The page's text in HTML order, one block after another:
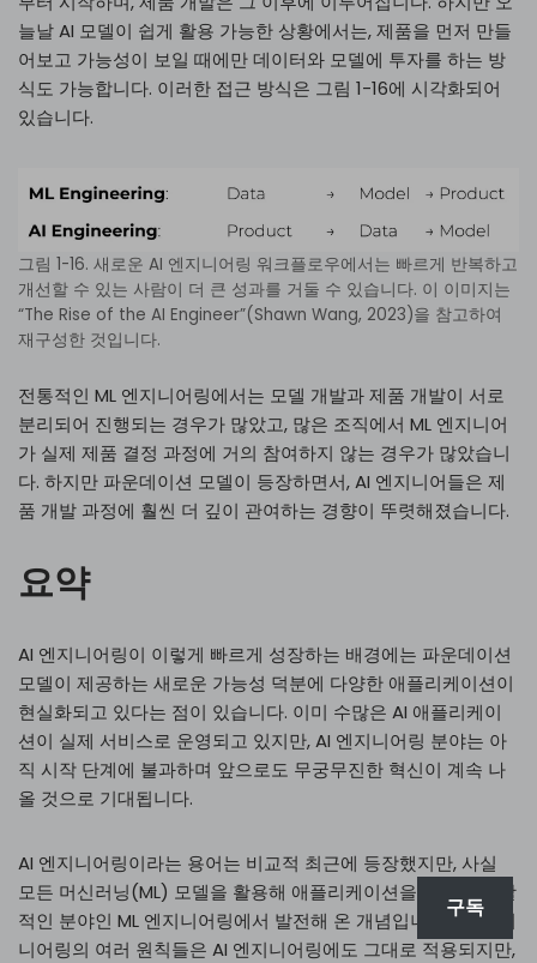
늘날 AI 모델이 쉽게 활용 가능한 상황에서는, 제품을 먼저 만들
어보고 가능성이 보일 때에만 데이터와 모델에 투자를 하는 방
식도 가능합니다. 이러한 접근 방식은 그림 1-16에 시각화되어
있습니다.
그림 1-16. 새로운 AI 엔지니어링 워크플로우에서는 빠르게 반복하고
개선할 수 있는 사람이 더 큰 성과를 거둘 수 있습니다. 이 이미지는
“The Rise of the AI Engineer”(Shawn Wang, 2023)을 참고하여
재구성한 것입니다.
전통적인 ML 엔지니어링에서는 모델 개발과 제품 개발이 서로
분리되어 진행되는 경우가 많았고, 많은 조직에서 ML 엔지니어
가 실제 제품 결정 과정에 거의 참여하지 않는 경우가 많았습니
다. 하지만 파운데이션 모델이 등장하면서, AI 엔지니어들은 제
품 개발 과정에 훨씬 더 깊이 관여하는 경향이 뚜렷해졌습니다.
요약
AI 엔지니어링이 이렇게 빠르게 성장하는 배경에는 파운데이션
모델이 제공하는 새로운 가능성 덕분에 다양한 애플리케이션이
현실화되고 있다는 점이 있습니다. 이미 수많은 AI 애플리케이
션이 실제 서비스로 운영되고 있지만, AI 엔지니어링 분야는 아
직 시작 단계에 불과하며 앞으로도 무궁무진한 혁신이 계속 나
올 것으로 기대됩니다.
AI 엔지니어링이라는 용어는 비교적 최근에 등장했지만, 사실
모든 머신러닝(ML) 모델을 활용해 애플리케이션을 만드는 포괄
적인 분야인 ML 엔지니어링에서 발전해 온 개념입니다. ML 엔지
니어링의 여러 원칙들은 AI 엔지니어링에도 그대로 적용되지만,
구독